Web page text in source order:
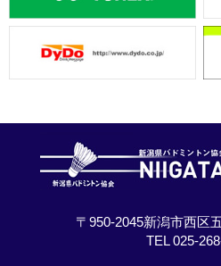
〒950-2045新潟市西区
TEL 025-